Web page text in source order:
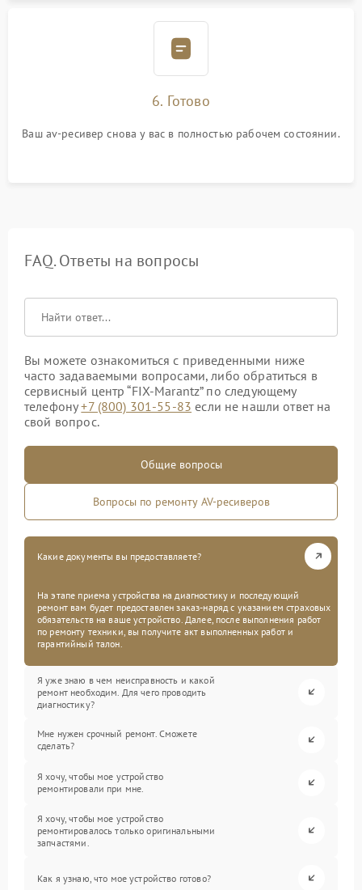
6. Готово
Ваш av-ресивер снова у вас в полностью рабочем состоянии.
FAQ. Ответы на вопросы
Вы можете ознакомиться с приведенными ниже
часто задаваемыми вопросами, либо обратиться в
сервисный центр “FIX-Marantz” по следующему
телефону+7 (800) 301-55-83 если не нашли ответ на
свой вопрос.
Общие вопросы
Вопросы по ремонту AV-ресиверов
Какие документы вы предоставляете?
На этапе приема устройства на диагностику и последующий
ремонт вам будет предоставлен заказ-наряд с указанием страховых
обязательств на ваше устройство. Далее, после выполнения работ
по ремонту техники, вы получите акт выполненных работ и
гарантийный талон.
Я уже знаю в чем неисправность и какой
ремонт необходим. Для чего проводить
диагностику?
Мне нужен срочный ремонт. Сможете
сделать?
Я хочу, чтобы мое устройство
ремонтировали при мне.
Я хочу, чтобы мое устройство
ремонтировалось только оригинальными
запчастями.
Как я узнаю, что мое устройство готово?